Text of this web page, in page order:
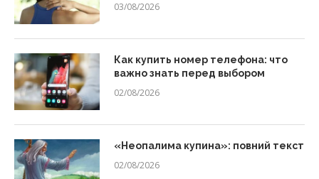
03/08/2026
Как купить номер телефона: что
важно знать перед выбором
02/08/2026
«Неопалима купина»: повний текст
02/08/2026